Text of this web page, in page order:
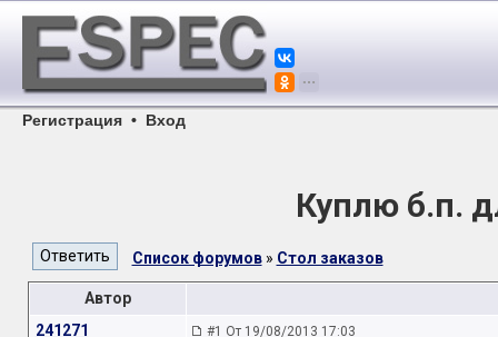
Регистрация • Вход
Куплю б.п.
Список форумов» Стол заказов
Автор
241271
#1 От 19/08/2013 17:03